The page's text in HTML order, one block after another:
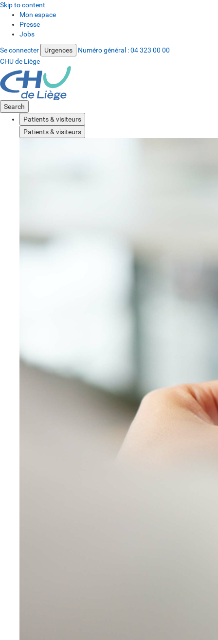
Skip to content
Mon espace
Presse
Jobs
Se connecter Urgences Numéro général :04 323 00 00
CHU de Liège
Search
Patients & visiteurs
Patients & visiteurs